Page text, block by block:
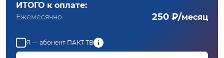
ИТОГО к оплате:
Ежемесячно 250 ₽/месяц
Я — абонент ПАКТ ТВ